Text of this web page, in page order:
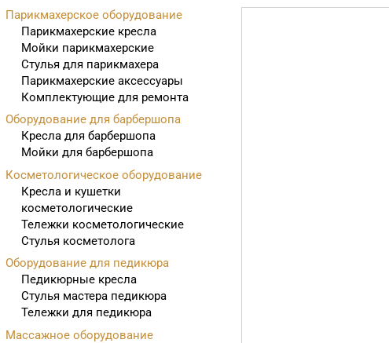
Парикмахерское оборудование
Парикмахерские кресла
Мойки парикмахерские
Стулья для парикмахера
Парикмахерские аксессуары
Комплектующие для ремонта
Оборудование для барбершопа
Кресла для барбершопа
Мойки для барбершопа
Косметологическое оборудование
Кресла и кушетки
косметологические
Тележки косметологические
Стулья косметолога
Оборудование для педикюра
Педикюрные кресла
Стулья мастера педикюра
Тележки для педикюра
Массажное оборудование